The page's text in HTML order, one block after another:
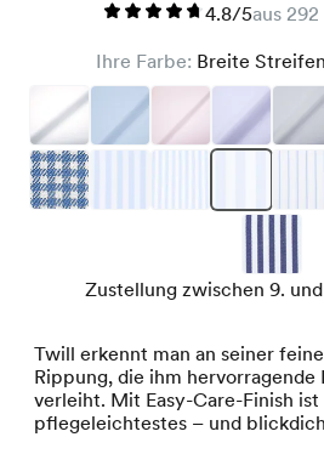
4.8/5aus
Ihre Farbe: Breite
Zustellung zwischen 9.
Twill erkennt man an seiner
Rippung, die ihm
verleiht. Mit Easy-Care-Finish ist
pflegeleichtestes – und